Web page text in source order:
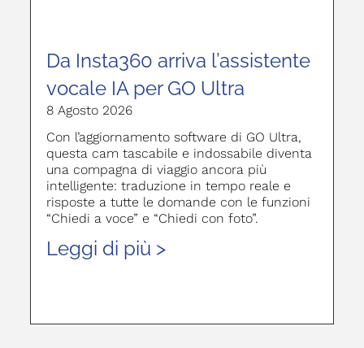
Da Insta360 arriva l’assistente
vocale IA per GO Ultra
8 Agosto 2026
Con l’aggiornamento software di GO Ultra,
questa cam tascabile e indossabile diventa
una compagna di viaggio ancora più
intelligente: traduzione in tempo reale e
risposte a tutte le domande con le funzioni
“Chiedi a voce” e “Chiedi con foto”.
Leggi di più >